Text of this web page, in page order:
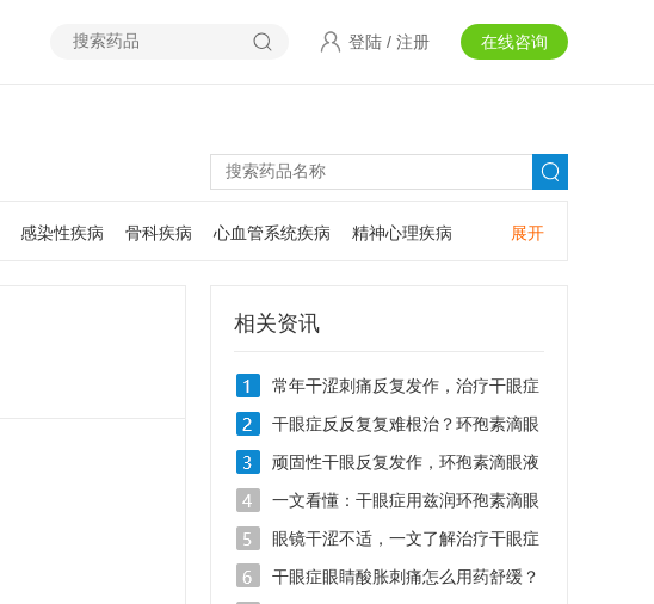
在线咨询
登陆 / 注册
展开
感染性疾病 骨科疾病 心血管系统疾病 精神心理疾病
相关资讯
常年干涩刺痛反复发作，治疗干眼症
用什么滴眼液
干眼症反反复复难根治？环孢素滴眼
液Ⅱ0.05%的作用有哪些
顽固性干眼反复发作，环孢素滴眼液
Ⅱ治疗干眼症效果好吗
一文看懂：干眼症用兹润环孢素滴眼
液管用吗？
眼镜干涩不适，一文了解治疗干眼症
的滴眼液有哪些品牌
干眼症眼睛酸胀刺痛怎么用药舒缓？